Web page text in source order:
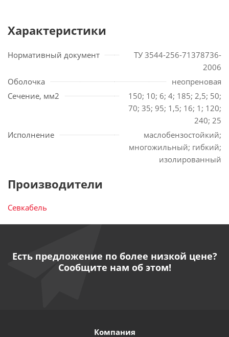
Характеристики
Нормативный документ
ТУ 3544-256-71378736-
2006
Оболочка
неопреновая
Сечение, мм2
150; 10; 6; 4; 185; 2,5; 50;
70; 35; 95; 1,5; 16; 1; 120;
240; 25
Исполнение
маслобензостойкий;
многожильный; гибкий;
изолированный
Производители
Севкабель
Есть предложение по более низкой цене?
Сообщите нам об этом!
Компания